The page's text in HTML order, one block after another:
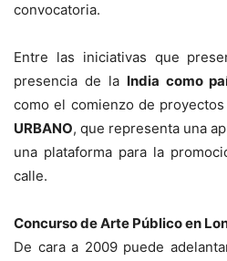
convocatoria.
Entre las iniciativas que
presencia de la India como
como el comienzo de
URBANO, que representa una
una plataforma para la
calle.
Concurso de Arte Público en
De cara a 2009 puede